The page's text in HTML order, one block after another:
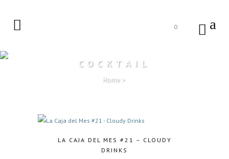
0
COCKTAIL
Home>
LA CAJA DEL MES #21 – CLOUDY
DRINKS